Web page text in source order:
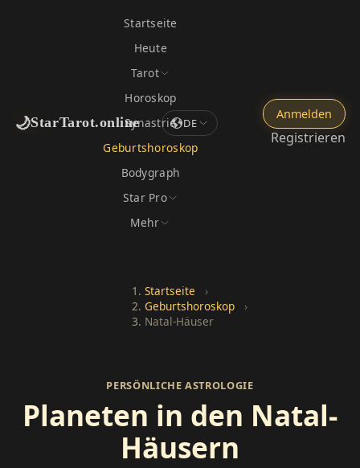
🌙StarTarot.online
Startseite
Heute
Tarot
Horoskop
Synastrie
Geburtshoroskop
Bodygraph
Star Pro
Mehr
DE
Anmelden
Registrieren
Startseite
›
Geburtshoroskop
›
Natal-Häuser
PERSÖNLICHE ASTROLOGIE
Planeten in den Natal-
Häusern